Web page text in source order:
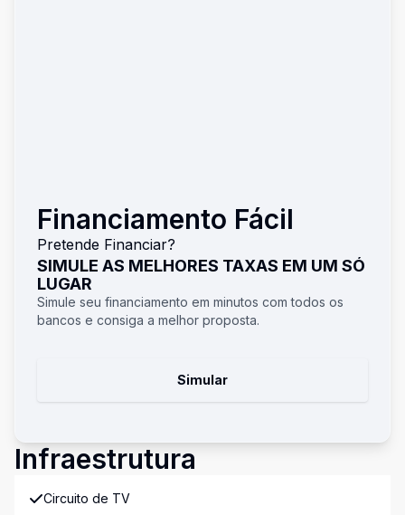
Financiamento Fácil
Pretende Financiar?
SIMULE AS MELHORES TAXAS EM UM SÓ
LUGAR
Simule seu financiamento em minutos com todos os
bancos e consiga a melhor proposta.
Simular
Infraestrutura
Circuito de TV